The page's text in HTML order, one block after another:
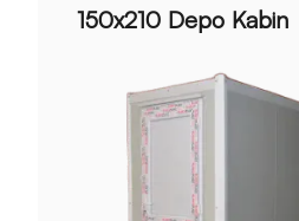
150x210 Depo Kabin